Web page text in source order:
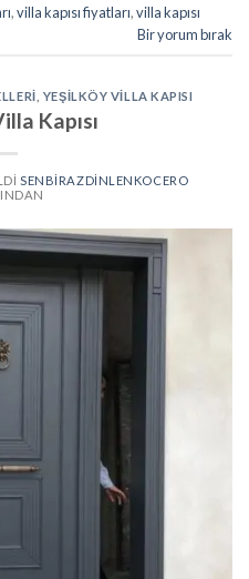
,villa kapısı fiyatları,villa kapısı
Bir yorum bırak
YEŞILKÖY VILLA KAPISI
Kapısı
SENBIRAZDINLENKOCERO